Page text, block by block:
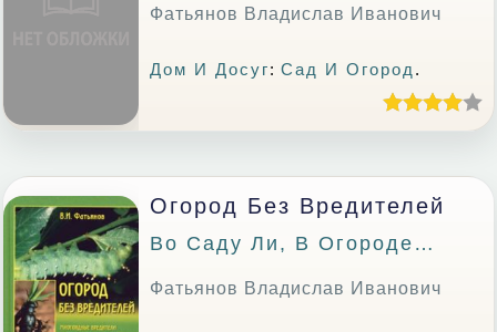
Фатьянов Владислав Иванович
Дом И Досуг:Сад И Огород .
Огород Без Вредителей
Во Саду Ли, В Огороде…
Фатьянов Владислав Иванович